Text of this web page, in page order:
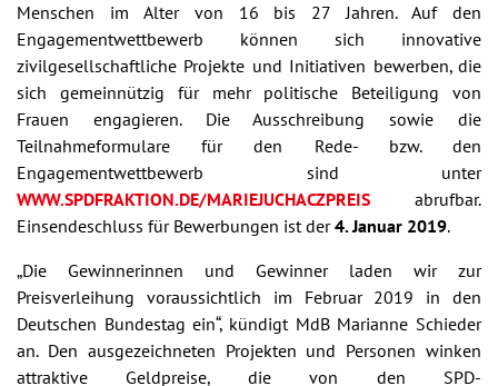
Menschen im Alter von 16 bis 27 Jahren. Auf den
Engagementwettbewerb können sich innovative
zivilgesellschaftliche Projekte und Initiativen bewerben, die
sich gemeinnützig für mehr politische Beteiligung von
Frauen engagieren. Die Ausschreibung sowie die
Teilnahmeformulare für den Rede- bzw. den
Engagementwettbewerb sind unter
WWW.SPDFRAKTION.DE/MARIEJUCHACZPREIS abrufbar.
Einsendeschluss für Bewerbungen ist der4. Januar 2019.
„Die Gewinnerinnen und Gewinner laden wir zur
Preisverleihung voraussichtlich im Februar 2019 in den
Deutschen Bundestag ein“, kündigt MdB Marianne Schieder
an. Den ausgezeichneten Projekten und Personen winken
attraktive Geldpreise, die von den SPD-